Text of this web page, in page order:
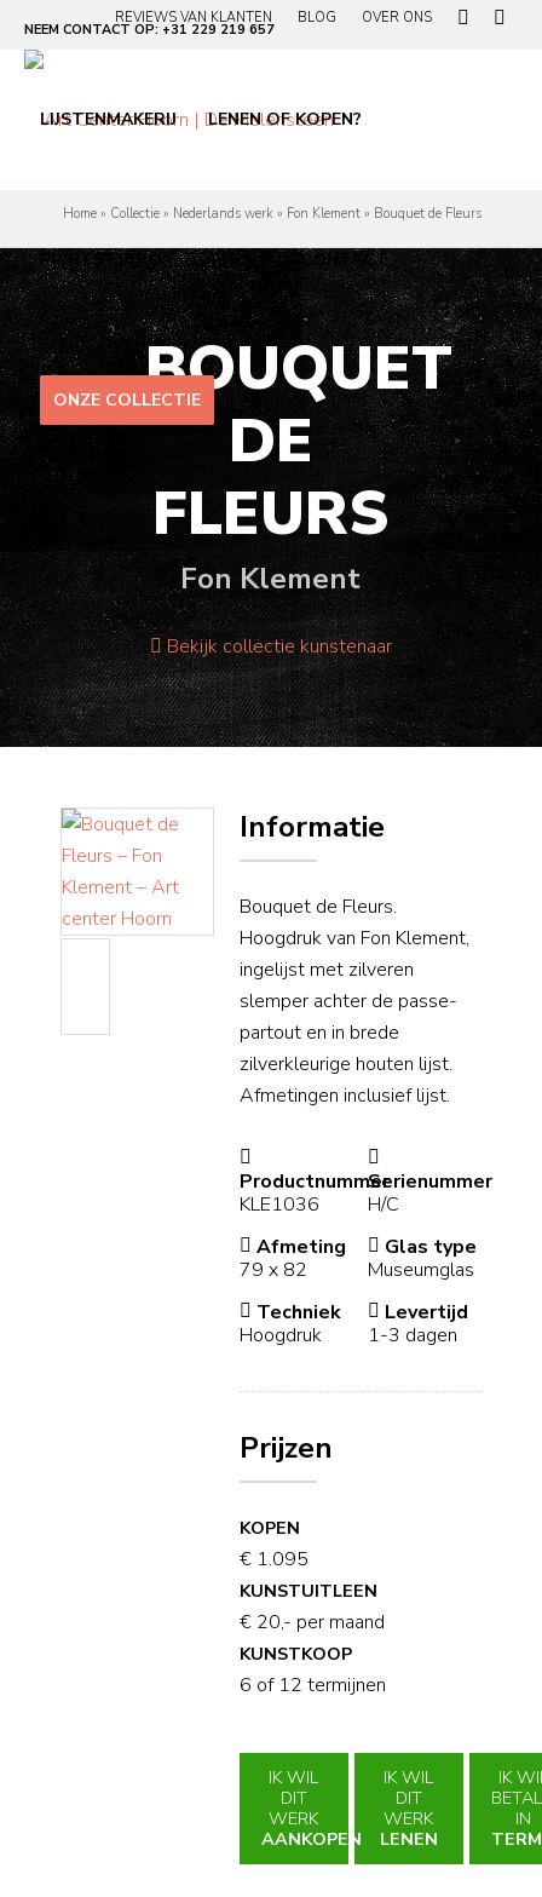
REVIEWS VAN KLANTEN BLOG OVER ONS
NEEM CONTACT OP: +31 229 219 657
LIJSTENMAKERIJ LENEN OF KOPEN?
PRINTSTUDIO ZAKELIJK CONTACT
ONZE COLLECTIE
Home » Collectie » Nederlands werk » Fon Klement » Bouquet de Fleurs
BOUQUET
DE
FLEURS
Fon Klement
Bekijk collectie kunstenaar
Informatie
Bouquet de Fleurs.
Hoogdruk van Fon Klement,
ingelijst met zilveren
slemper achter de passe-
partout en in brede
zilverkleurige houten lijst.
Afmetingen inclusief lijst.
Productnummer
KLE1036
Serienummer
H/C
Afmeting
79 x 82
Glas type
Museumglas
Techniek
Hoogdruk
Levertijd
1-3 dagen
Prijzen
KOPEN
€ 1.095
KUNSTUITLEEN
€ 20,- per maand
KUNSTKOOP
6 of 12 termijnen
IK WIL
DIT
WERK
AANKOPEN
IK WIL
DIT
WERK
LENEN
IK
IN